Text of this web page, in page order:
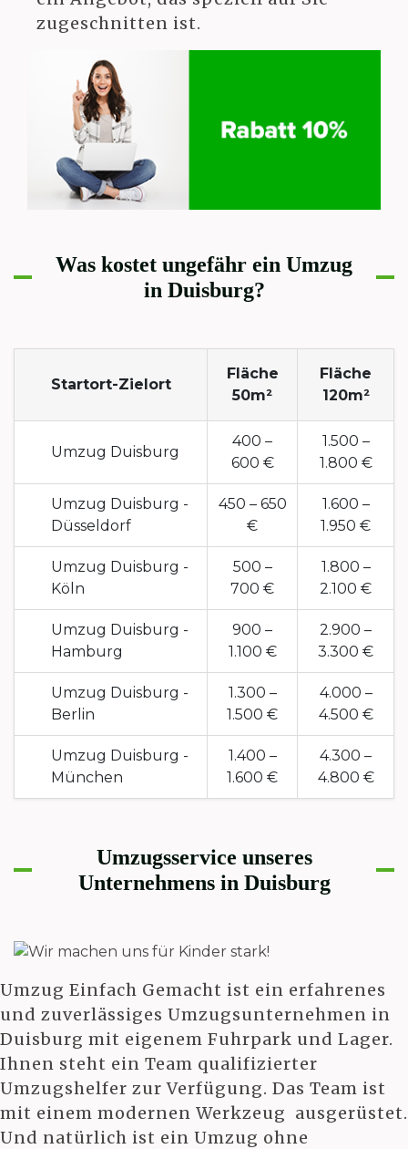
zugeschnitten ist.
Was kostet ungefähr ein Umzug
in Duisburg?
Startort-Zielort
Fläche
50m²
Fläche
120m²
Umzug Duisburg
400 –
600 €
1.500 –
1.800 €
Umzug Duisburg -
Düsseldorf
450 – 650
€
1.600 –
1.950 €
Umzug Duisburg -
Köln
500 –
700 €
1.800 –
2.100 €
Umzug Duisburg -
Hamburg
900 –
1.100 €
2.900 –
3.300 €
Umzug Duisburg -
Berlin
1.300 –
1.500 €
4.000 –
4.500 €
Umzug Duisburg -
München
1.400 –
1.600 €
4.300 –
4.800 €
Umzugsservice unseres
Unternehmens in Duisburg
Umzug Einfach Gemacht ist ein erfahrenes
und zuverlässiges Umzugsunternehmen in
Duisburg mit eigenem Fuhrpark und Lager.
Ihnen steht ein Team qualifizierter
Umzugshelfer zur Verfügung. Das Team ist
mit einem modernen Werkzeug ausgerüstet.
Und natürlich ist ein Umzug ohne